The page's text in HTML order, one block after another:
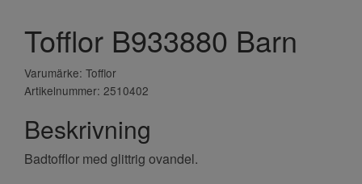
Tofflor B933880 Barn
Varumärke: Tofflor
Artikelnummer: 2510402
Beskrivning
Badtofflor med glittrig ovandel.